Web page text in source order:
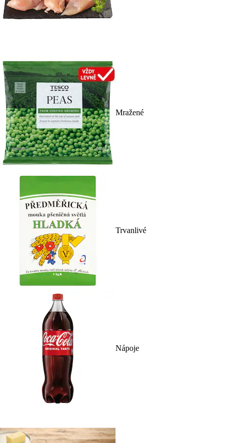
Mražené
Trvanlivé
Nápoje